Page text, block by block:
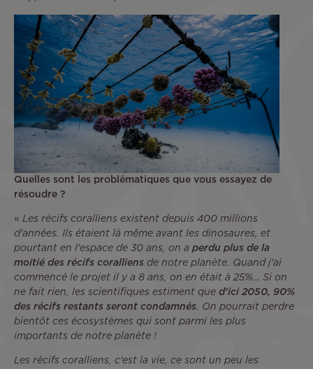
Quelles sont les problématiques que vous essayez de
résoudre ?
« Les récifs coralliens existent depuis 400 millions
d'années. Ils étaient là même avant les dinosaures, et
pourtant en l'espace de 30 ans, on a perdu plus de la
moitié des récifs coralliens de notre planète. Quand j'ai
commencé le projet il y a 8 ans, on en était à 25%… Si on
ne fait rien, les scientifiques estiment que d'ici 2050, 90%
des récifs restants seront condamnés. On pourrait perdre
bientôt ces écosystèmes qui sont parmi les plus
importants de notre planète !
Les récifs coralliens, c'est la vie, ce sont un peu les